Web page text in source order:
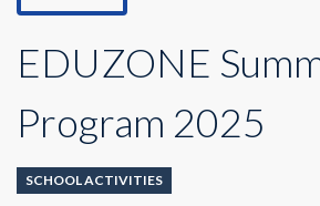
EDUZONE
Program 2025
SCHOOL ACTIVITIES